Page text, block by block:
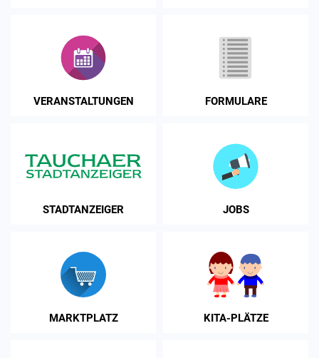
VERANSTALTUNGEN FORMULARE
STADTANZEIGER JOBS
MARKTPLATZ KITA-PLÄTZE